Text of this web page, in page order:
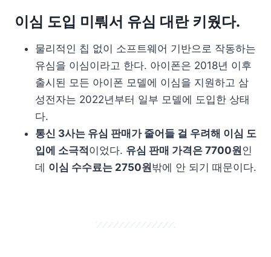
이심 도입 미뤄서 유심 대란 키웠다.
물리적인 칩 없이 소프트웨어 기반으로 작동하는
유심을 이심이라고 한다. 아이폰은 2018년 이후
출시된 모든 아이폰 모델에 이심을 지원하고 삼
성전자는 2022년부터 일부 모델에 도입한 상태
다.
통신 3사는 유심 판매가 줄어들 걸 우려해 이심 도
입에 소극적이었다. 유심 판매 가격은 7700원 인
데 이심 수수료는 2750원밖에 안 되기 때문이다.